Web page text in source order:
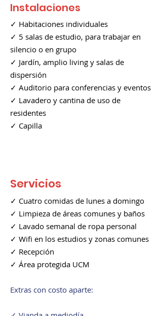
Instalaciones
✓ Habitaciones individuales
✓ 5 salas de estudio, para trabajar en
silencio o en grupo
✓ Jardín, amplio living y salas de
dispersión
✓ Auditorio para conferencias y eventos
✓ Lavadero y cantina de uso de
residentes
✓ Capilla
Servicios
✓ Cuatro comidas de lunes a domingo
✓ Limpieza de áreas comunes y baños
✓ Lavado semanal de ropa personal
✓ Wifi en los estudios y zonas comunes
✓ Recepción
✓ Área protegida UCM
Extras con costo aparte: